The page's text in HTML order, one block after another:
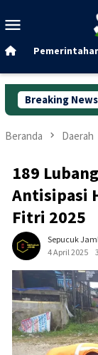
ke
Mobile
Breaking
2026: Paling
Beranda Daerah
189
Antisipasi
Fitri 2025
Sepucuk
4 April 2025